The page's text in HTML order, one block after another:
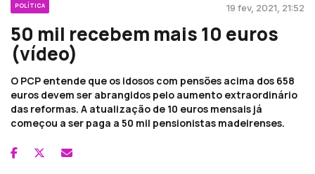
POLÍTICA 19 fev, 2021, 21:52
50 mil recebem mais 10 euros
(vídeo)
O PCP entende que os idosos com pensões acima dos 658
euros devem ser abrangidos pelo aumento extraordinário
das reformas. A atualização de 10 euros mensais já
começou a ser paga a 50 mil pensionistas madeirenses.